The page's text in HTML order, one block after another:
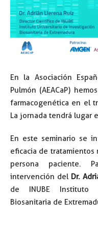
En la Asociación
Pulmón (AEACaP)
farmacogenética en el
La jornada tendrá lugar
En este seminario se
eficacia de
persona paciente.
intervención del Dr.
de INUBE Instituto
Biosanitaria de